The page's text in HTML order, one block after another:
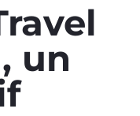
un